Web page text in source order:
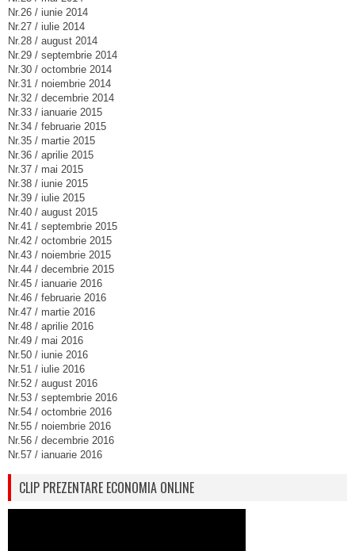
Nr.26 / iunie 2014
Nr.27 / iulie 2014
Nr.28 / august 2014
Nr.29 / septembrie 2014
Nr.30 / octombrie 2014
Nr.31 / noiembrie 2014
Nr.32 / decembrie 2014
Nr.33 / ianuarie 2015
Nr.34 / februarie 2015
Nr.35 / martie 2015
Nr.36 / aprilie 2015
Nr.37 / mai 2015
Nr.38 / iunie 2015
Nr.39 / iulie 2015
Nr.40 / august 2015
Nr.41 / septembrie 2015
Nr.42 / octombrie 2015
Nr.43 / noiembrie 2015
Nr.44 / decembrie 2015
Nr.45 / ianuarie 2016
Nr.46 / februarie 2016
Nr.47 / martie 2016
Nr.48 / aprilie 2016
Nr.49 / mai 2016
Nr.50 / iunie 2016
Nr.51 / iulie 2016
Nr.52 / august 2016
Nr.53 / septembrie 2016
Nr.54 / octombrie 2016
Nr.55 / noiembrie 2016
Nr.56 / decembrie 2016
Nr.57 / ianuarie 2016
CLIP PREZENTARE ECONOMIA ONLINE